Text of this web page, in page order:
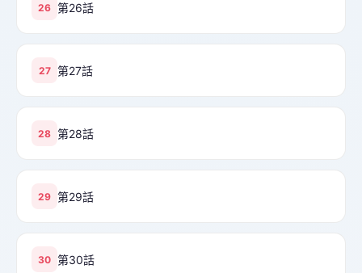
26 第26話
27 第27話
28 第28話
29 第29話
30 第30話